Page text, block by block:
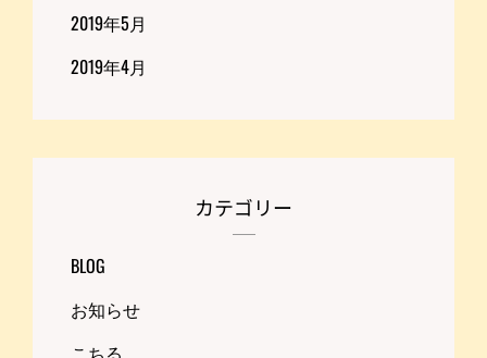
2019年5月
2019年4月
カテゴリー
BLOG
お知らせ
こちる